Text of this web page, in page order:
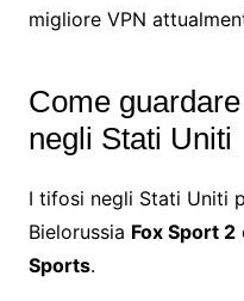
migliore VPN
Come
negli Stati Uniti
I tifosi negli Stati Uniti
Bielorussia Fox Sport 2
Sports.